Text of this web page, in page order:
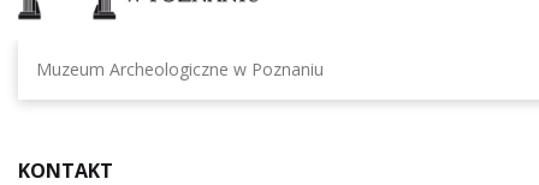
Muzeum Archeologiczne w Poznaniu
KONTAKT